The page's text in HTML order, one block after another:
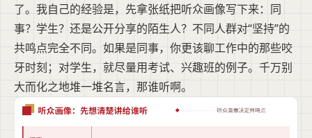
了。我自己的经验是，先拿张纸把听众画像写下来：同
事？学生？还是公开分享的陌生人？不同人群对“坚持”的
共鸣点完全不同。如果是同事，你更该聊工作中的那些咬
牙时刻；对学生，就尽量用考试、兴趣班的例子。千万别
大而化之地堆一堆名言，那谁听啊。